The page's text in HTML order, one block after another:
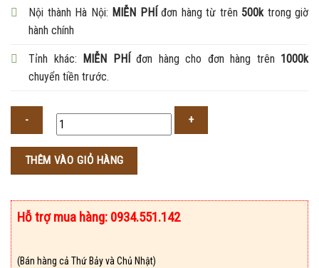
Nội thành Hà Nội: MIỄN PHÍđơn hàng từ trên 500k trong giờ
hành chính
Tỉnh khác: MIỄN PHÍđơn hàng cho đơn hàng trên 1000k
chuyển tiền trước.
THÊM VÀO GIỎ HÀNG
Hỗ trợ mua hàng: 0934.551.142
(Bán hàng cả Thứ Bảy và Chủ Nhật)